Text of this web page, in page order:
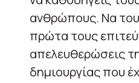
ανθρώπους. Να
πρώτα τους
απελευθερώσεις
δημιουργίας που